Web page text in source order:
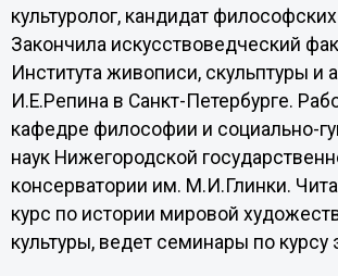
культуролог, кандидат философских
Закончила искусствоведческий
Института живописи, скульптуры и
И.Е.Репина в Санкт-Петербурге.
кафедре философии и социально-
наук Нижегородской
консерватории им. М.И.Глинки.
курс по истории мировой
культуры, ведет семинары по курсу